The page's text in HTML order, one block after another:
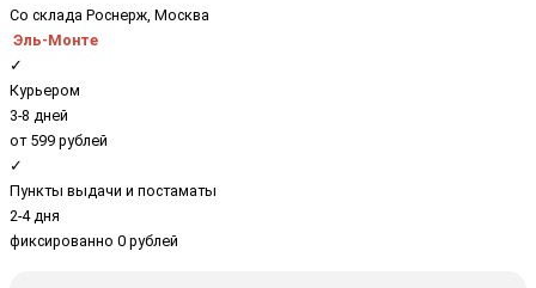
Со склада Роснерж, Москва
Эль-Монте
✓
Курьером
3-8 дней
от 599 рублей
✓
Пункты выдачи и постаматы
2-4 дня
фиксированно 0 рублей